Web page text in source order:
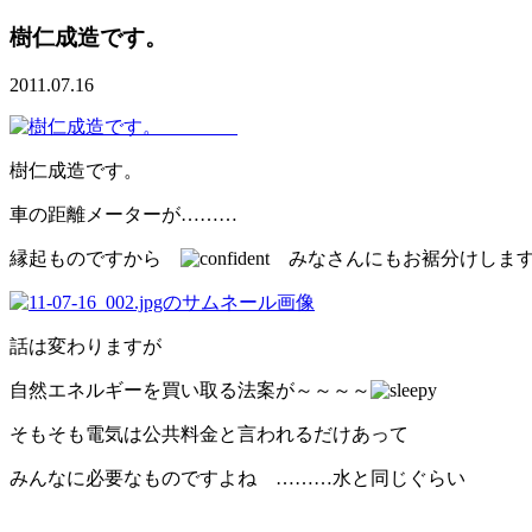
樹仁成造です。
2011.07.16
樹仁成造です。
車の距離メーターが………
縁起ものですから みなさんにもお裾分けしま
話は変わりますが
自然エネルギーを買い取る法案が～～～～
そもそも電気は公共料金と言われるだけあって
みんなに必要なものですよね ………水と同じぐらい